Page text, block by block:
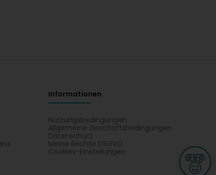
Informationen
Nutzungsbedingungen
Allgemeine Geschäftsbedingungen
Datenschutz
Meine Rechte DSGVO
Cookies-Einstellungen